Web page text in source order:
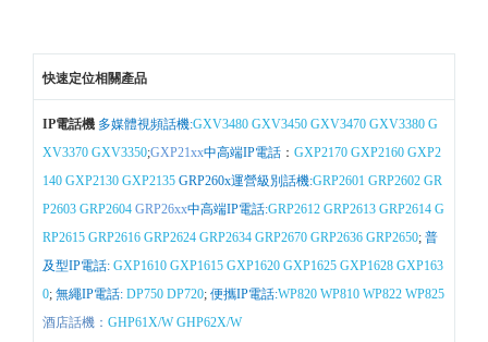
快速定位相關產品
IP電話機 多媒體視頻話機:GXV3480 GXV3450 GXV3470 GXV3380 G
XV3370 GXV3350;GXP21xx中高端IP電話 ： GXP2170 GXP2160 GXP2
140 GXP2130 GXP2135 GRP260x運營級別話機:GRP2601 GRP2602 GR
P2603 GRP2604 GRP26xx中高端IP電話:GRP2612 GRP2613 GRP2614 G
RP2615 GRP2616 GRP2624 GRP2634 GRP2670 GRP2636 GRP2650; 普
及型IP電話: GXP1610 GXP1615 GXP1620 GXP1625 GXP1628 GXP163
0; 無繩IP電話: DP750 DP720; 便攜IP電話:WP820 WP810 WP822 WP825
酒店話機： GHP61X/W GHP62X/W